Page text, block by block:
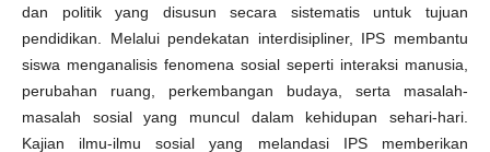
dan politik yang disusun secara sistematis untuk tujuan
pendidikan. Melalui pendekatan interdisipliner, IPS membantu
siswa menganalisis fenomena sosial seperti interaksi manusia,
perubahan ruang, perkembangan budaya, serta masalah-
masalah sosial yang muncul dalam kehidupan sehari-hari.
Kajian ilmu-ilmu sosial yang melandasi IPS memberikan